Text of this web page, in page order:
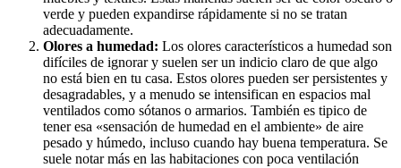
verde y pueden expandirse rápidamente si no se tratan
adecuadamente.
Olores a humedad: Los olores característicos a humedad son
difíciles de ignorar y suelen ser un indicio claro de que algo
no está bien en tu casa. Estos olores pueden ser persistentes y
desagradables, y a menudo se intensifican en espacios mal
ventilados como sótanos o armarios. También es tipico de
tener esa «sensación de humedad en el ambiente» de aire
pesado y húmedo, incluso cuando hay buena temperatura. Se
suele notar más en las habitaciones con poca ventilación